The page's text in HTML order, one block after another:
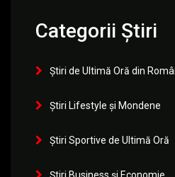
Categorii Știri
Știri de Ultimă Oră din
Știri Lifestyle și Mondene
Știri Sportive de Ultimă Oră